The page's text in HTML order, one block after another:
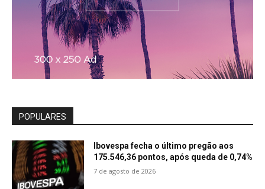
POPULARES
Ibovespa fecha o último pregão aos
175.546,36 pontos, após queda de 0,74%
7 de agosto de 2026